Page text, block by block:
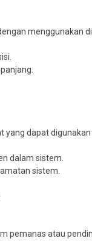
menggunakan
yang dapat digunakan
dalam sistem.
sistem.
pemanas atau